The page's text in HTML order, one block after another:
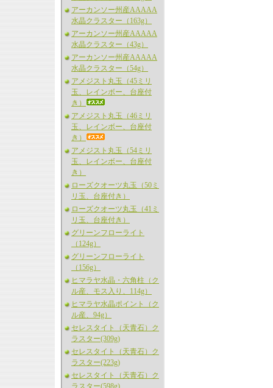
アーカンソー州産AAAAA
水晶クラスター（163g）
アーカンソー州産AAAAA
水晶クラスター（43g）
アーカンソー州産AAAAA
水晶クラスター（54g）
アメジスト丸玉（45ミリ
玉、レインボー、台座付
き）
アメジスト丸玉（46ミリ
玉、レインボー、台座付
き）
アメジスト丸玉（54ミリ
玉、レインボー、台座付
き）
ローズクオーツ丸玉（50ミ
リ玉、台座付き）
ローズクオーツ丸玉（41ミ
リ玉、台座付き）
グリーンフローライト
（124g）
グリーンフローライト
（156g）
ヒマラヤ水晶・六角柱（ク
ル産、モス入り、114g）
ヒマラヤ水晶ポイント（ク
ル産、94g）
セレスタイト（天青石）ク
ラスター(309g)
セレスタイト（天青石）ク
ラスター(223g)
セレスタイト（天青石）ク
ラスター(598g)